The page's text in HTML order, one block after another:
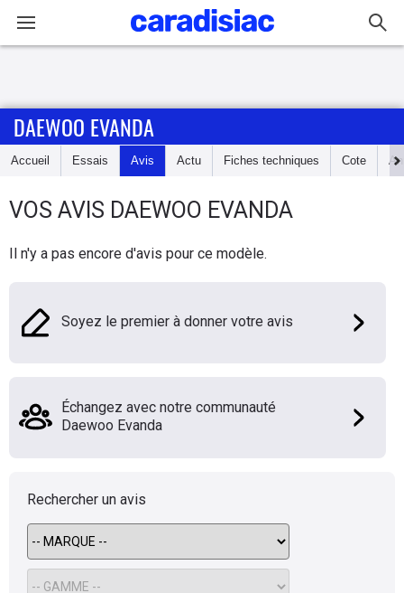
Accueil
Essais
Guide
Electriques
Flottes
Services
Forum
Moto
DAEWOO EVANDA
Accueil Essais Avis Actu Fiches techniques Cote
VOS AVIS DAEWOO EVANDA
Il n'y a pas encore d'avis pour ce modèle.
Soyez le premier à donner votre avis
Échangez avec notre communauté
Daewoo Evanda
Rechercher un avis